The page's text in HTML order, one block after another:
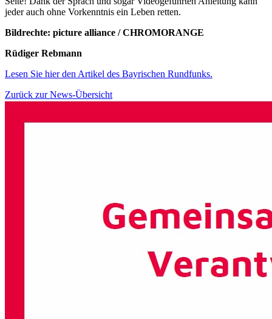
jeder auch ohne Vorkenntnis ein Leben retten.
Bildrechte: picture alliance / CHROMORANGE
Rüdiger Rebmann
Lesen Sie hier den Artikel des Bayrischen Rundfunks.
Zurück zur News-Übersicht